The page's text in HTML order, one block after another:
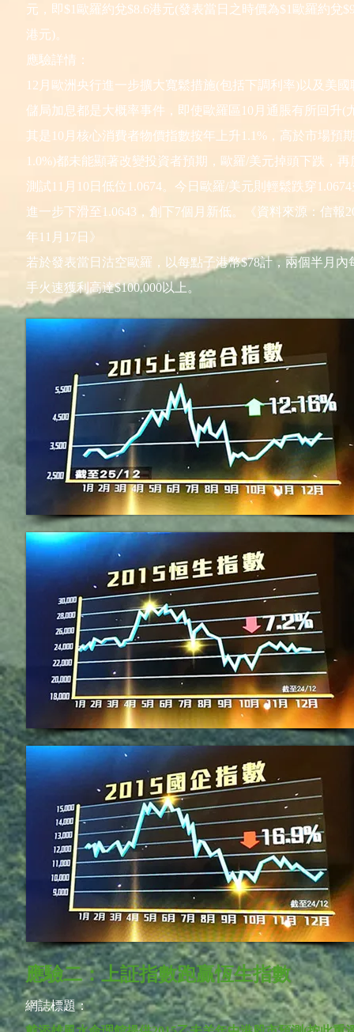
元，即$1歐羅約兌$8.6港元(發表當日之時價為$1歐羅約兌
港元)。
應驗詳情：
12月歐洲央行進一步擴大寬鬆措施(包括下調利率)以及美國
儲局加息都是大概率事件，即使歐羅區10月通脹有所回升(
其是10月核心消費者物價指數按年上升1.1%，高於市場預
1.0%)都未能顯著改變投資者預期，歐羅/美元掉頭下跌，再
測試11月10日低位1.0674。今日歐羅/美元則輕鬆跌穿
進一步下滑至1.0643，創下7個月新低。《資料來源：信報
年11月17日》
若於發表當日沽空歐羅，以每點子港幣$78計，兩個半月內
手火速獲利高達$100,000以上。
應驗二：上証指數跑贏恆生指數
網誌標題：